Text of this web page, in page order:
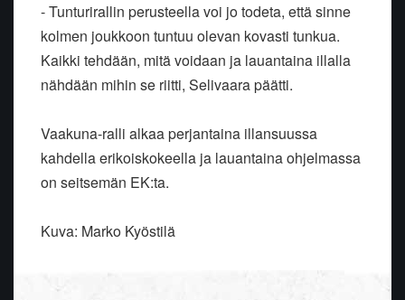
- Tunturirallin perusteella voi jo todeta, että sinne
kolmen joukkoon tuntuu olevan kovasti tunkua.
Kaikki tehdään, mitä voidaan ja lauantaina illalla
nähdään mihin se riitti, Selivaara päätti.
Vaakuna-ralli alkaa perjantaina illansuussa
kahdella erikoiskokeella ja lauantaina ohjelmassa
on seitsemän EK:ta.
Kuva: Marko Kyöstilä